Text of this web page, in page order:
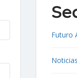
Futuro